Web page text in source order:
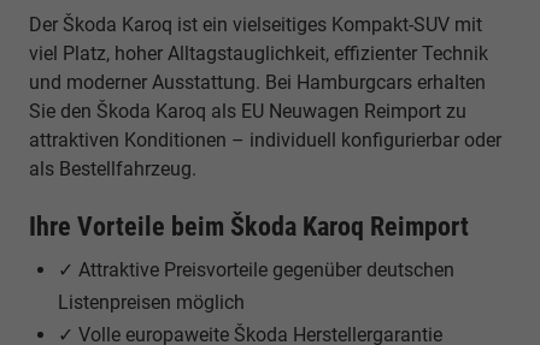
Der Škoda Karoq ist ein vielseitiges Kompakt-SUV mit
viel Platz, hoher Alltagstauglichkeit, effizienter Technik
und moderner Ausstattung. Bei Hamburgcars erhalten
Sie den Škoda Karoq als EU Neuwagen Reimport zu
attraktiven Konditionen – individuell konfigurierbar oder
als Bestellfahrzeug.
Ihre Vorteile beim Škoda Karoq Reimport
✓ Attraktive Preisvorteile gegenüber deutschen
Listenpreisen möglich
✓ Volle europaweite Škoda Herstellergarantie